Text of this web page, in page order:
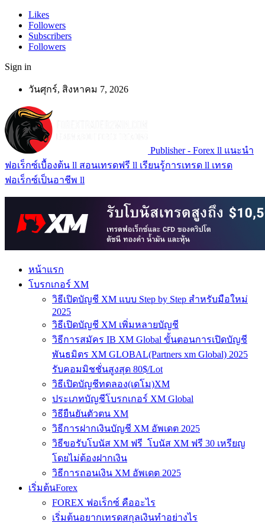
Likes
Followers
Subscribers
Followers
Sign in
วันศุกร์, สิงหาคม 7, 2026
Publisher - Forex ll แนะนำ
ฟอเร็กซ์เบื้องต้น ll สอนเทรดฟรี ll เรียนรู้การเทรด ll เทรด
ฟอเร็กซ์เป็นอาชีพ ll
หน้าแรก
โบรกเกอร์ XM
วิธีเปิดบัญชี XM แบบ Step by Step สำหรับมือใหม่
2025
วิธีเปิดบัญชี XM เพิ่มหลายบัญชี
วิธีการสมัคร IB XM Global ขั้นตอนการเปิดบัญชี
พันธมิตร XM GLOBAL(Partners xm Global) 2025
รับคอมมิชชั่นสูงสุด 80$/Lot
วิธีเปิดบัญชีทดลอง(เดโม)XM
ประเภทบัญชีโบรกเกอร์ XM Global
วิธียืนยันตัวตน XM
วิธีการฝากเงินบัญชี XM อัพเดต 2025
วิธีขอรับโบนัส XM ฟรี โบนัส XM ฟรี 30 เหรียญ
โดยไม่ต้องฝากเงิน
วิธีการถอนเงิน XM อัพเดต 2025
เริ่มต้นForex
FOREX ฟอเร็กซ์ คืออะไร
เริ่มต้นอยากเทรดสกุลเงินทำอย่างไร